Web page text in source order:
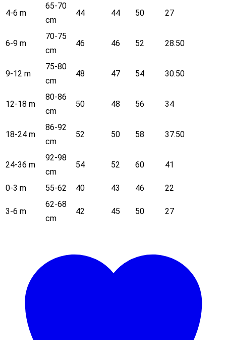
4-6 m
65-70
cm
44 44 50 27
6-9 m
70-75
cm
46 46 52 28.50
9-12 m
75-80
cm
48 47 54 30.50
12-18 m
80-86
cm
50 48 56 34
18-24 m
86-92
cm
52 50 58 37.50
24-36 m
92-98
cm
54 52 60 41
0-3 m 55-62 40 43 46 22
3-6 m
62-68
cm
42 45 50 27